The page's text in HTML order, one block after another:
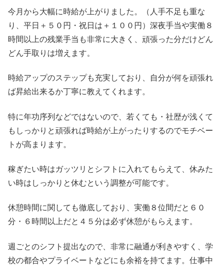
今月から大幅に時給が上がりました。（人手不足も重な
り、平日＋５０円・祝日は＋１００円）深夜手当や実働８
時間以上の残業手当も非常に大きく、頑張った分だけどん
どん手取りは増えます。
時給アップのステップも充実しており、自分が何を頑張れ
ば昇給出来るか丁寧に教えてくれます。
特に年功序列などではないので、若くても・社歴が浅くて
もしっかりと頑張れば時給が上がったりするのでモチベー
トが高まります。
稼ぎたい時はガッツリとシフトに入れてもらえて、休みた
い時はしっかりと休むという調整が可能です。
休憩時間に関しても徹底しており、実働８位間だと６０
分・６時間以上だと４５分は必ず休憩がもらえます。
週ごとのシフト提出なので、非常に融通が利きやすく、学
校の都合やプライベートなどにも余裕を持てます。仕事中